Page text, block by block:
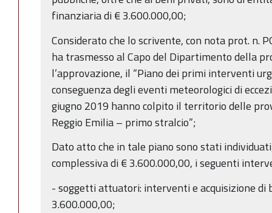
finanziaria di € 3.600.000,00;
Considerato che lo scrivente, con nota prot. n.
ha trasmesso al Capo del Dipartimento della
l’approvazione, il “Piano dei primi interventi
conseguenza degli eventi meteorologici di
giugno 2019 hanno colpito il territorio delle
Reggio Emilia – primo stralcio”;
Dato atto che in tale piano sono stati
complessiva di € 3.600.000,00, i seguenti
- soggetti attuatori: interventi e acquisizione di
3.600.000,00;